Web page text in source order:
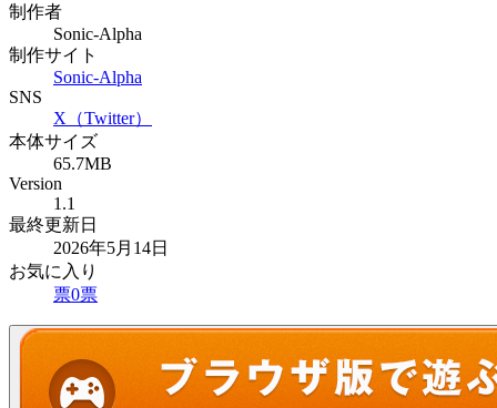
制作者
Sonic-Alpha
制作サイト
Sonic-Alpha
SNS
X（Twitter）
本体サイズ
65.7MB
Version
1.1
最終更新日
2026年5月14日
お気に入り
票0票